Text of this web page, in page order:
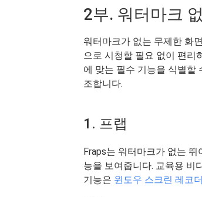
2부. 워터마크
워터마크가 없는 무제한 화
으로 시청할 필요 없이 편리
에 맞는 필수 기능을 식별할
조합니다.
1. 프랩
Fraps는 워터마크가 없는
능을 보여줍니다. 교육용 비
기능은 윈도우 스크린 레코더